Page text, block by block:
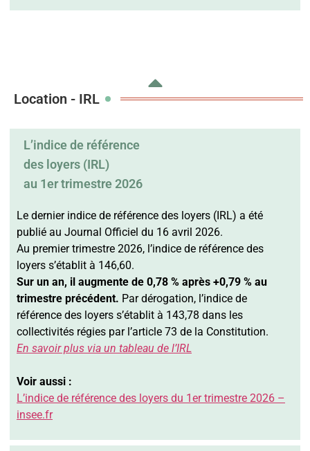
Location - IRL
L’indice de référence
des loyers (IRL)
au 1er trimestre 2026
Le dernier indice de référence des loyers (IRL) a été
publié au Journal Officiel du 16 avril 2026.
Au premier trimestre 2026, l’indice de référence des
loyers s’établit à 146,60.
Sur un an, il augmente de 0,78 % après +0,79 % au
trimestre précédent. Par dérogation, l’indice de
référence des loyers s’établit à 143,78 dans les
collectivités régies par l’article 73 de la Constitution.
En savoir plus via un tableau de l’IRL
Voir aussi :
L’indice de référence des loyers du 1er trimestre 2026 –
insee.fr